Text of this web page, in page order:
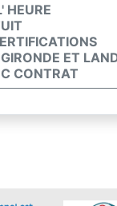
HEURE
ET
CONTRAT